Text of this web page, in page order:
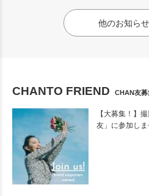
他のお知ら
CHANTO FRIEND CHAN友募
【大募集！】
友」に参加しま